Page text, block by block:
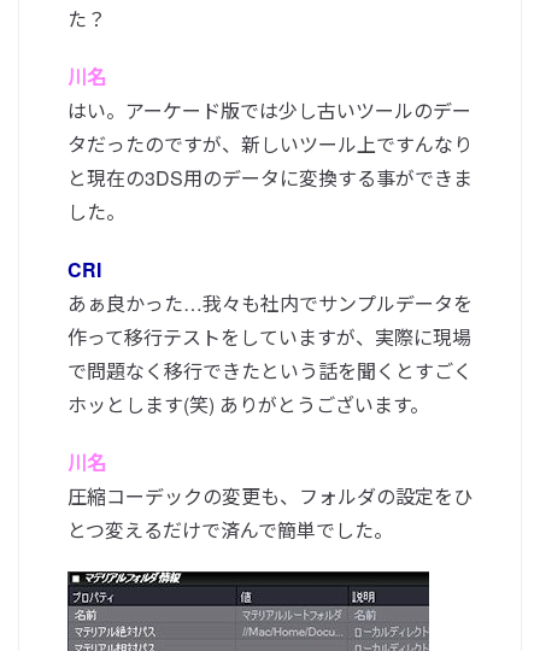
た？
川名
はい。アーケード版では少し古いツールのデー
タだったのですが、新しいツール上ですんなり
と現在の3DS用のデータに変換する事ができま
した。
CRI
あぁ良かった…我々も社内でサンプルデータを
作って移行テストをしていますが、実際に現場
で問題なく移行できたという話を聞くとすごく
ホッとします(笑) ありがとうございます。
川名
圧縮コーデックの変更も、フォルダの設定をひ
とつ変えるだけで済んで簡単でした。